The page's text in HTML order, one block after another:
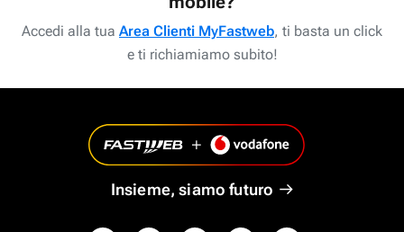
Accedi alla tua Area Clienti MyFastweb, ti basta un click
e ti richiamiamo subito!
Insieme, siamo futuro